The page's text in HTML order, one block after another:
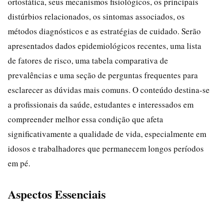
distúrbios relacionados, os sintomas associados, os
métodos diagnósticos e as estratégias de cuidado. Serão
apresentados dados epidemiológicos recentes, uma lista
de fatores de risco, uma tabela comparativa de
prevalências e uma seção de perguntas frequentes para
esclarecer as dúvidas mais comuns. O conteúdo destina-se
a profissionais da saúde, estudantes e interessados em
compreender melhor essa condição que afeta
significativamente a qualidade de vida, especialmente em
idosos e trabalhadores que permanecem longos períodos
em pé.
Aspectos Essenciais